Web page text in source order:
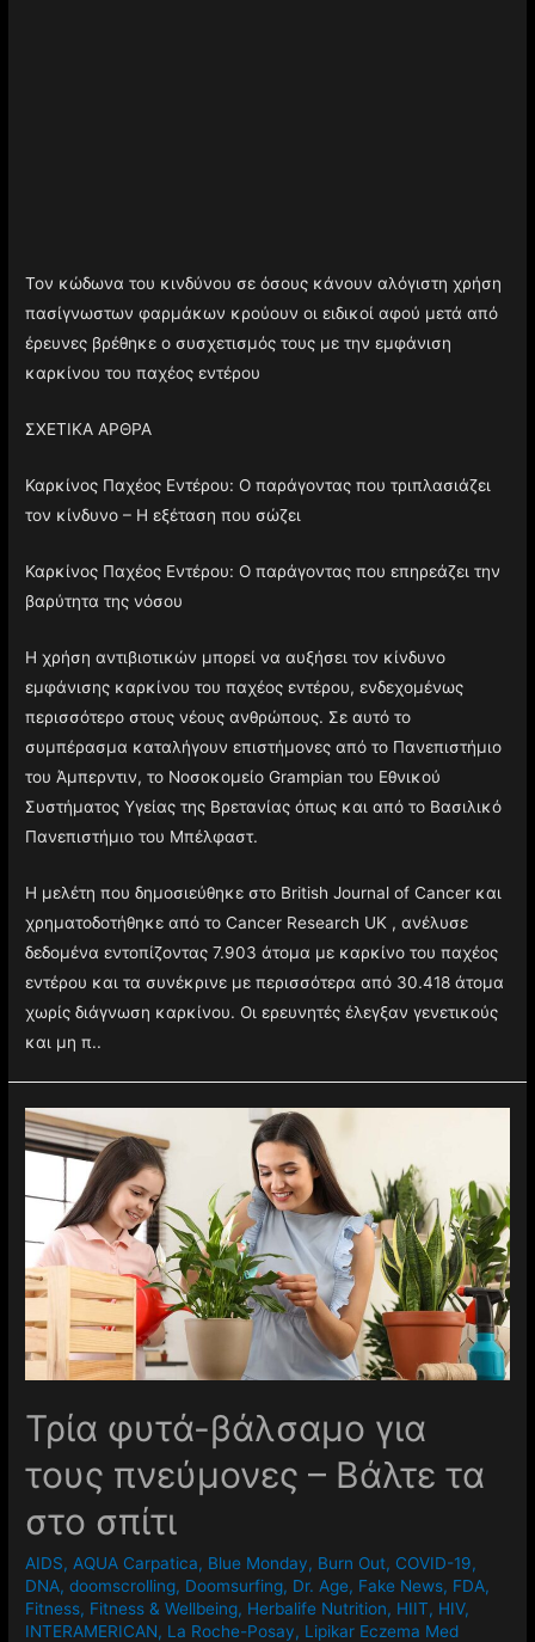
Τον κώδωνα του κινδύνου σε όσους κάνουν αλόγιστη χρήση
πασίγνωστων φαρμάκων κρούουν οι ειδικοί αφού μετά από
έρευνες βρέθηκε ο συσχετισμός τους με την εμφάνιση
καρκίνου του παχέος εντέρου
ΣΧΕΤΙΚΑ ΑΡΘΡΑ
Καρκίνος Παχέος Εντέρου: Ο παράγοντας που τριπλασιάζει
τον κίνδυνο – Η εξέταση που σώζει
Καρκίνος Παχέος Εντέρου: Ο παράγοντας που επηρεάζει την
βαρύτητα της νόσου
Η χρήση αντιβιοτικών μπορεί να αυξήσει τον κίνδυνο
εμφάνισης καρκίνου του παχέος εντέρου, ενδεχομένως
περισσότερο στους νέους ανθρώπους. Σε αυτό το
συμπέρασμα καταλήγουν επιστήμονες από το Πανεπιστήμιο
του Άμπερντιν, το Νοσοκομείο Grampian του Εθνικού
Συστήματος Υγείας της Βρετανίας όπως και από το Βασιλικό
Πανεπιστήμιο του Μπέλφαστ.
Η μελέτη που δημοσιεύθηκε στο British Journal of Cancer και
χρηματοδοτήθηκε από το Cancer Research UK , ανέλυσε
δεδομένα εντοπίζοντας 7.903 άτομα με καρκίνο του παχέος
εντέρου και τα συνέκρινε με περισσότερα από 30.418 άτομα
χωρίς διάγνωση καρκίνου. Οι ερευνητές έλεγξαν γενετικούς
και μη π..
Τρία φυτά-βάλσαμο για
τους πνεύμονες – Βάλτε τα
στο σπίτι
AIDS, AQUA Carpatica, Blue Monday, Burn Out, COVID-19,
DNA,doomscrolling, Doomsurfing, Dr. Age, Fake News, FDA,
Fitness, Fitness & Wellbeing, Herbalife Nutrition, HIIT, HIV,
INTERAMERICAN, La Roche-Posay, Lipikar Eczema Med